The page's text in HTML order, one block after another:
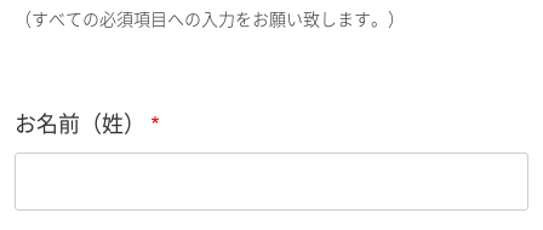
（すべての必須項目への入力をお願い致します。）
お名前（姓）